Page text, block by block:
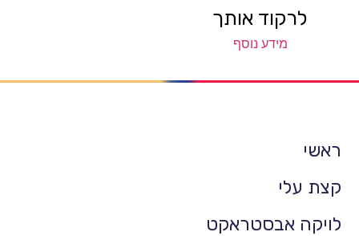
לרקוד אותך
מידע נוסף
ראשי
קצת עלי
לויקה אבסטראקט